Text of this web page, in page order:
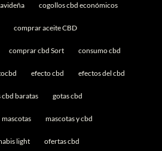
cogollos cbd económicos
comprar aceite CBD
comprar cbd Sort consumo cbd
efecto cbd efectos del cbd
baratas gotas cbd
mascotas mascotas y cbd
light ofertas cbd